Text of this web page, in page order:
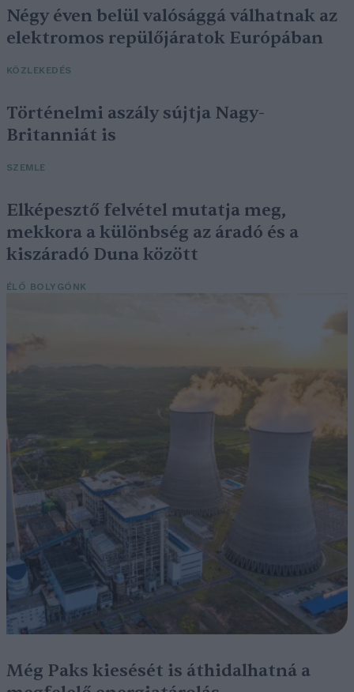
Négy éven belül valósággá válhatnak az
elektromos repülőjáratok Európában
KÖZLEKEDÉS
Történelmi aszály sújtja Nagy-
Britanniát is
SZEMLE
Elképesztő felvétel mutatja meg,
mekkora a különbség az áradó és a
kiszáradó Duna között
ÉLŐ BOLYGÓNK
Még Paks kiesését is áthidalhatná a